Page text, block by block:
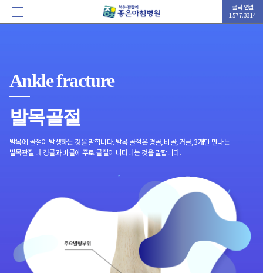
클릭 연결
1577.3314
Anklefracture
발목골절
발목에 골절이 발생하는 것을 말합니다. 발목 골절은 경골, 비골, 거골, 3개만 만나는
발목관절 내 경골과 비골에 주로 골절이 나타나는 것을 말합니다.